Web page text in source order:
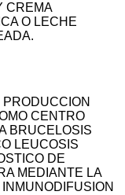
CREMA
O LECHE
CENTRO
BRUCELOSIS
LEUCOSIS
DE
MEDIANTE LA